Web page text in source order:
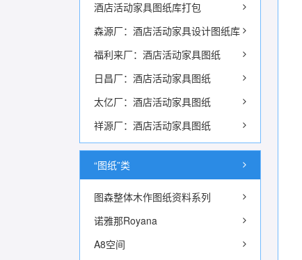
酒店活动家具图纸库打包
森源厂：酒店活动家具设计图纸库
福利来厂：酒店活动家具图纸
日昌厂：酒店活动家具图纸
太亿厂：酒店活动家具图纸
祥源厂：酒店活动家具图纸
“图纸”类
图森整体木作图纸资料系列
诺雅那Royana
A8空间